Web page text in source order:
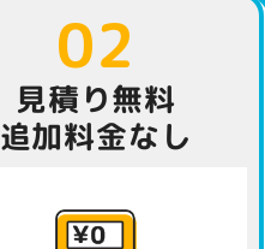
02
見積り無料
追加料金なし